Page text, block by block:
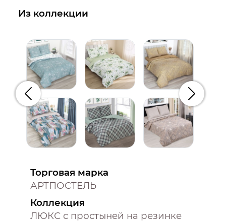
Из коллекции
Предыдущий
Торговая марка
АРТПОСТЕЛЬ
Коллекция
ЛЮКС с простыней на резинке